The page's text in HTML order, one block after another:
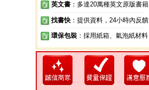
英文書 ：多達20萬種英文原版書籍
找書快 ：提供資料，24小時內反饋
環保包裝 ：採用紙箱、氣泡紙材料